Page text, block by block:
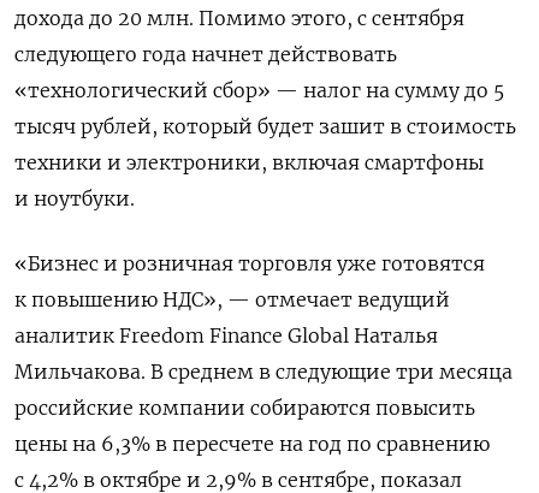
дохода до 20 млн. Помимо этого, с сентября
следующего года начнет действовать
«технологический сбор» — налог на сумму до 5
тысяч рублей, который будет зашит в стоимость
техники и электроники, включая смартфоны
и ноутбуки.
«Бизнес и розничная торговля уже готовятся
к повышению НДС», — отмечает ведущий
аналитик Freedom Finance Global Наталья
Мильчакова. В среднем в следующие три месяца
российские компании собираются повысить
цены на 6,3% в пересчете на год по сравнению
с 4,2% в октябре и 2,9% в сентябре, показал